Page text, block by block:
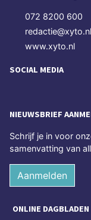
072 8200 600
redactie@xyto.nl
www.xyto.nl
SOCIAL MEDIA
NIEUWSBRIEF
Schrijf je in voor
samenvatting van
Aanmelden
ONLINE DAGBLADEN